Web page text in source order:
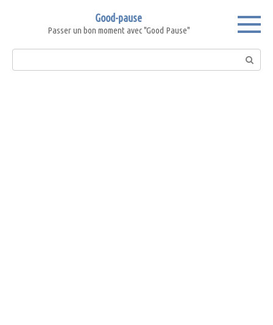
Good-pause
Passer un bon moment avec "Good Pause"
Search: